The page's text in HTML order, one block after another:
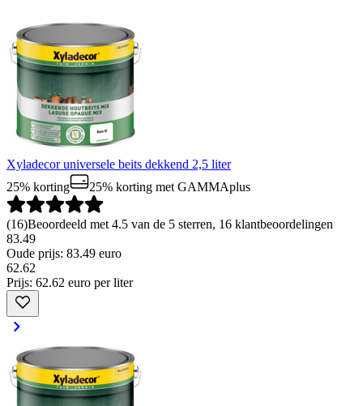
Xyladecor universele beits dekkend 2,5 liter
25% korting
25% korting met GAMMAplus
(16)Beoordeeld met 4.5 van de 5 sterren, 16 klantbeoordelingen
83.49
Oude prijs: 83.49 euro
62.62
Prijs: 62.62 euro per liter